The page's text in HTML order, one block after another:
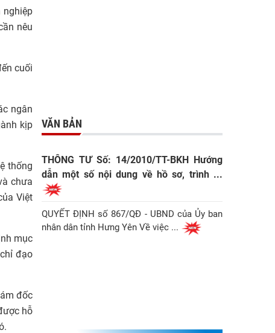
nghiệp
nêu
cuối
ngân
kịp
thống
chưa
Việt
mục
đạo
đốc
hỗ
VĂN BẢN
THÔNG TƯ Số: 14/2010/TT-BKH Hướng
dẫn một số nội dung về hồ sơ, trình ...
QUYẾT ĐỊNH số 867/QĐ - UBND của Ủy ban
nhân dân tỉnh Hưng Yên Về việc ...